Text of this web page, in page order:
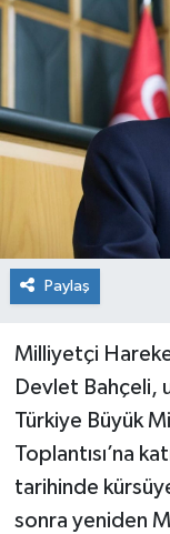
Paylaş
Milliyetçi
Devlet Bahçeli,
Türkiye Büyük
Toplantısı’na
tarihinde
sonra yeniden
Teknoloji
Tatil ve
Çevre
Okul